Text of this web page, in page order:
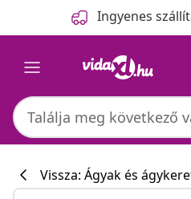
Ingyenes
Vissza: Ágyak és